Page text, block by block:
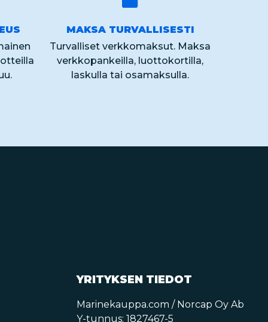
MAKSA TURVALLISESTI
Turvalliset verkkomaksut. Maksa
verkkopankeilla, luottokortilla,
laskulla tai osamaksulla.
YRITYKSEN TIEDOT
Marinekauppa.com / Norcap Oy Ab
Y-tunnus: 1827467-5